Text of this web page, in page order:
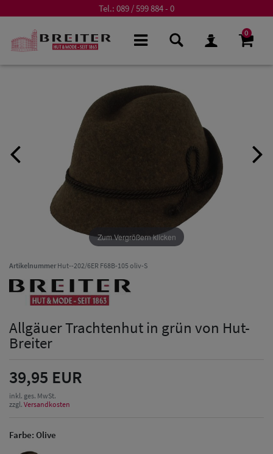
Tel.: 089 / 599 884 - 0
0
Zum Vergrößern klicken
ArtikelnummerHut--202/6ER F68B-105 oliv-S
Allgäuer Trachtenhut in grün von Hut-
Breiter
39,95 EUR
inkl. ges. MwSt.
zzgl. Versandkosten
Farbe: Olive